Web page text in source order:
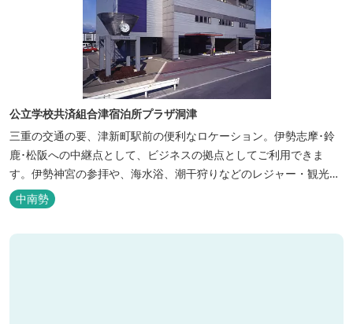
公立学校共済組合津宿泊所プラザ洞津
三重の交通の要、津新町駅前の便利なロケーション。伊勢志摩･鈴
鹿･松阪への中継点として、ビジネスの拠点としてご利用できま
す。伊勢神宮の参拝や、海水浴、潮干狩りなどのレジャー・観光に
も最適です。
中南勢